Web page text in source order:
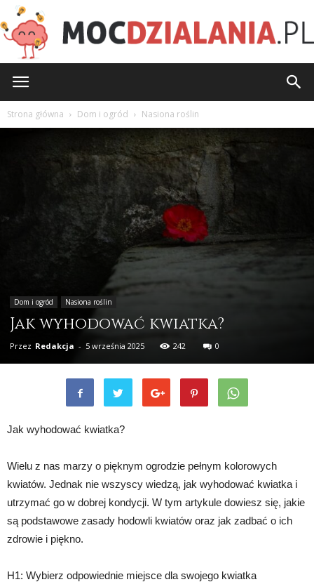
Strona główna Dom i ogród Nasiona roślin
Dom i ogród Nasiona roślin
Jak wyhodować kwiatka?
Przez Redakcja - 5 września 2025 242 0
Jak wyhodować kwiatka?
Wielu z nas marzy o pięknym ogrodzie pełnym kolorowych
kwiatów. Jednak nie wszyscy wiedzą, jak wyhodować kwiatka i
utrzymać go w dobrej kondycji. W tym artykule dowiesz się, jakie
są podstawowe zasady hodowli kwiatów oraz jak zadbać o ich
zdrowie i piękno.
H1: Wybierz odpowiednie miejsce dla swojego kwiatka